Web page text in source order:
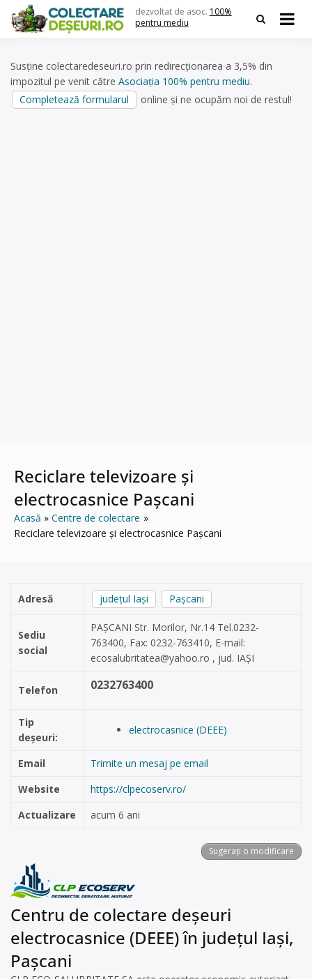
content
dezvoltat de asoc. 100%
pentru mediu
Susține colectaredeseuri.ro prin redirecționarea a 3,5% din
impozitul pe venit către Asociația 100% pentru mediu.
Completează formularul
online și ne ocupăm noi de restul!
Reciclare televizoare și
electrocasnice Pașcani
Acasă
Centre de colectare
Reciclare televizoare și electrocasnice Pașcani
Adresă județul Iași Pașcani
Sediu
social
PAȘCANI Str. Morilor, Nr.14 Tel.0232-
763400, Fax: 0232-763410, E-mail:
ecosalubritatea@yahoo.ro , jud. IAȘI
Telefon 0232763400
Tip
deșeuri:
electrocasnice (DEEE)
Email
Trimite un mesaj pe email
Website
https://clpecoserv.ro/
Actualizare
acum 6 ani
Sugerați o modificare
Centru de colectare deșeuri
electrocasnice (DEEE) în județul Iași,
Pașcani